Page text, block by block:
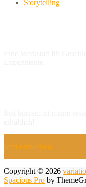
Storytelling
Jetzt entdecken
Copyright © 2026
Spacious Pro by